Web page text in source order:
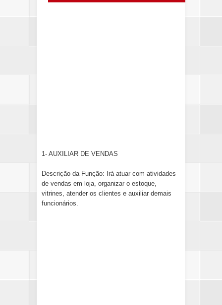
1- AUXILIAR DE VENDAS
Descrição da Função: Irá atuar com atividades
de vendas em loja, organizar o estoque,
vitrines, atender os clientes e auxiliar demais
funcionários.